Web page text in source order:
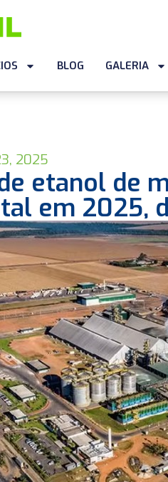
BLOG GALERIA
2025
etanol de
em 2025,